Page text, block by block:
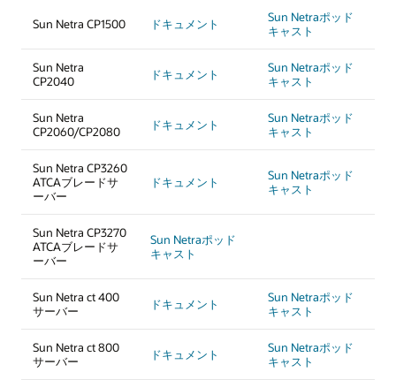
Sun Netra CP1500 ドキュメント
Sun Netraポッド
キャスト
Sun Netra
CP2040
ドキュメント
Sun Netraポッド
キャスト
Sun Netra
CP2060/CP2080
ドキュメント
Sun Netraポッド
キャスト
Sun Netra CP3260
ATCAブレードサ
ーバー
ドキュメント
Sun Netraポッド
キャスト
Sun Netra CP3270
ATCAブレードサ
ーバー
Sun Netraポッド
キャスト
Sun Netra ct 400
サーバー
ドキュメント
Sun Netraポッド
キャスト
Sun Netra ct 800
サーバー
ドキュメント
Sun Netraポッド
キャスト